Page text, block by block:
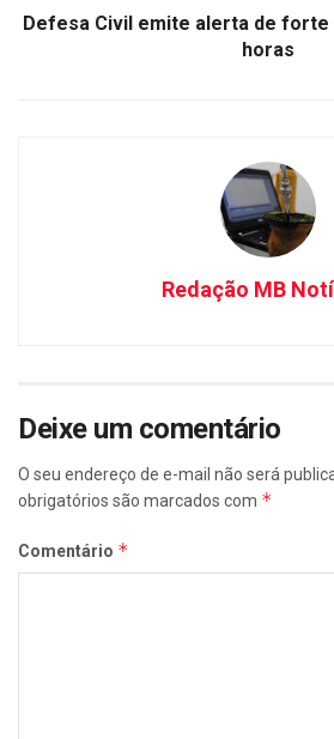
Defesa Civil emite alerta de forte
horas
Redação MB
Deixe um comentário
O seu endereço de e-mail não será
obrigatórios são marcados com *
Comentário *